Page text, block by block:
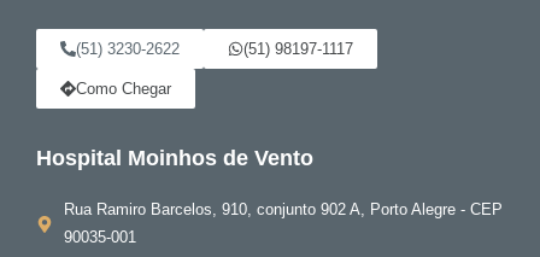
(51) 3230-2622 (51) 98197-1117
Como Chegar
Hospital Moinhos de Vento
Rua Ramiro Barcelos, 910, conjunto 902 A, Porto Alegre - CEP
90035-001